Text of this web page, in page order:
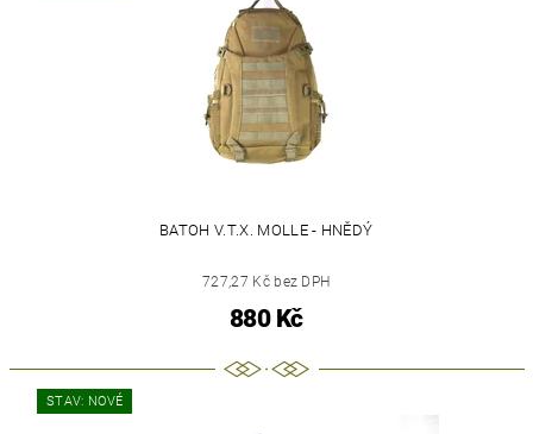
BATOH V.T.X. MOLLE - HNĚDÝ
727,27 Kč bez DPH
880 Kč
STAV: NOVÉ